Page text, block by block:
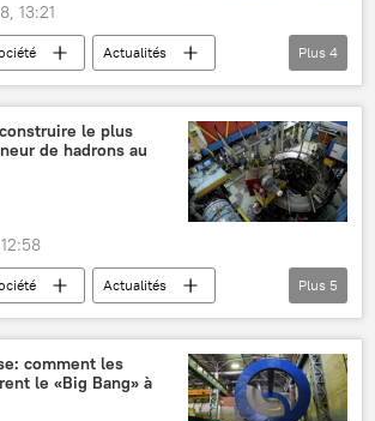
13:21
Actualités
de recherche nucléaire (MEPhI)
et tech
Plus 4
le plus
de hadrons au
Actualités
Chine
Suisse
Sciences et tech
Plus 5
comment les
le «Big Bang» à